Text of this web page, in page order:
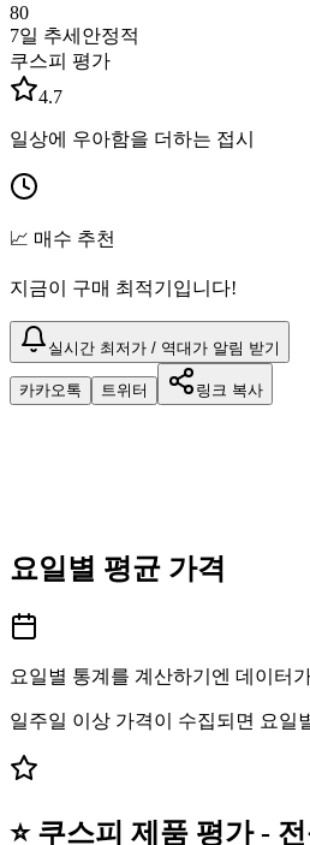
80
7일 추세 안정적
쿠스피 평가
4.7
일상에 우아함을 더하는 접시
📈 매수 추천
지금이 구매 최적기입니다!
실시간 최저가 / 역대가 알림 받기
카카오톡 트위터 링크 복사
요일별 평균 가격
요일별 통계를 계산하기엔 데이터
일주일 이상 가격이 수집되면 요일
⭐ 쿠스피 제품 평가 -